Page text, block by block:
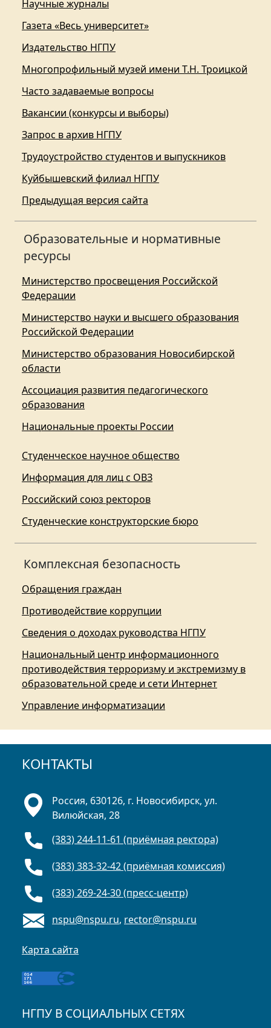
Научные журналы
Газета «Весь университет»
Издательство НГПУ
Многопрофильный музей имени Т.Н. Троицкой
Часто задаваемые вопросы
Вакансии (конкурсы и выборы)
Запрос в архив НГПУ
Трудоустройство студентов и выпускников
Куйбышевский филиал НГПУ
Предыдущая версия сайта
Образовательные и нормативные
ресурсы
Министерство просвещения Российской
Федерации
Министерство науки и высшего образования
Российской Федерации
Министерство образования Новосибирской
области
Ассоциация развития педагогического
образования
Национальные проекты России
Студенческое научное общество
Информация для лиц с ОВЗ
Российский союз ректоров
Студенческие конструкторские бюро
Комплексная безопасность
Обращения граждан
Противодействие коррупции
Сведения о доходах руководства НГПУ
Национальный центр информационного
противодействия терроризму и экстремизму в
образовательной среде и сети Интернет
Управление информатизации
КОНТАКТЫ
Россия, 630126, г. Новосибирск, ул.
Вилюйская, 28
(383) 244-11-61 (приёмная ректора)
(383) 383-32-42 (приёмная комиссия)
(383) 269-24-30 (пресс-центр)
nspu@nspu.ru, rector@nspu.ru
Карта сайта
НГПУ В СОЦИАЛЬНЫХ СЕТЯХ